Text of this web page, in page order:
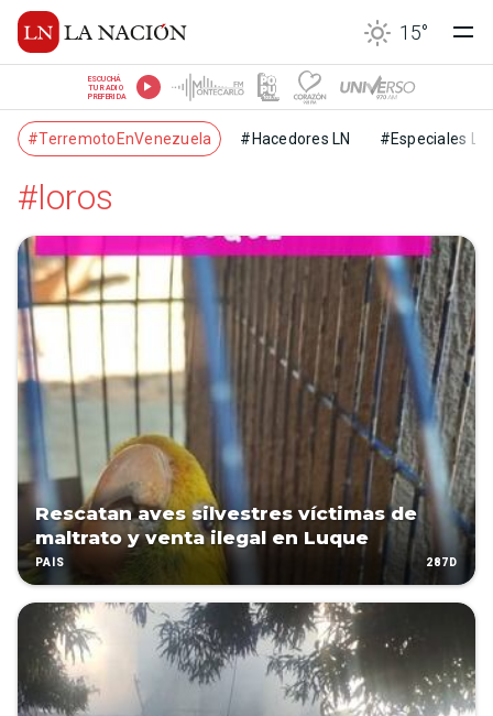
15°
ESCUCHÁ
TU RADIO
PREFERIDA
#TerremotoEnVenezuela #Hacedores LN #Especiales LN
#loros
Rescatan aves silvestres víctimas de
maltrato y venta ilegal en Luque
PAÍS 287D